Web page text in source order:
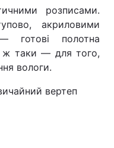
розписами.
акриловими
готові полотна
ж таки — для того,
вологи.